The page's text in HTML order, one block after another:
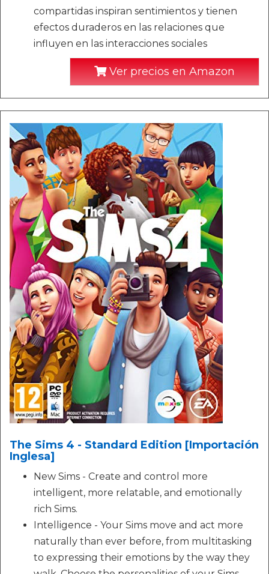
compartidas inspiran sentimientos y tienen
efectos duraderos en las relaciones que
influyen en las interacciones sociales
Ver precios en Amazon
The Sims 4 - Standard Edition [Importación
Inglesa]
New Sims - Create and control more
intelligent, more relatable, and emotionally
rich Sims.
Intelligence - Your Sims move and act more
naturally than ever before, from multitasking
to expressing their emotions by the way they